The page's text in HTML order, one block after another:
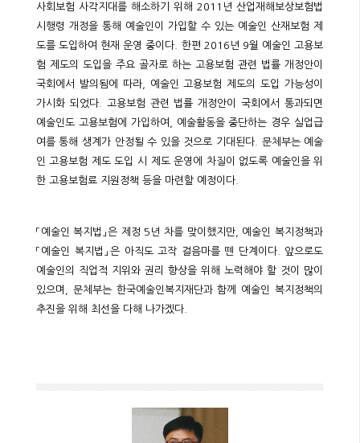
사회보험 사각지대를 해소하기 위해 2011년 산업재해보상보험법
시행령 개정을 통해 예술인이 가입할 수 있는 예술인 산재보험 제
도를 도입하여 현재 운영 중이다. 한편 2016년 9월 예술인 고용보
험 제도의 도입을 주요 골자로 하는 고용보험 관련 법률 개정안이
국회에서 발의됨에 따라, 예술인 고용보험 제도의 도입 가능성이
가시화 되었다. 고용보험 관련 법률 개정안이 국회에서 통과되면
예술인도 고용보험에 가입하여, 예술활동을 중단하는 경우 실업급
여를 통해 생계가 안정될 수 있을 것으로 기대된다. 문체부는 예술
인 고용보험 제도 도입 시 제도 운영에 차질이 없도록 예술인을 위
한 고용보험료 지원정책 등을 마련할 예정이다.
「예술인 복지법」은 제정 5년 차를 맞이했지만, 예술인 복지정책과
「예술인 복지법」은 아직도 고작 걸음마를 뗀 단계이다. 앞으로도
예술인의 직업적 지위와 권리 향상을 위해 노력해야 할 것이 많이
있으며, 문체부는 한국예술인복지재단과 함께 예술인 복지정책의
추진을 위해 최선을 다해 나가겠다.